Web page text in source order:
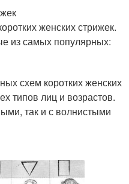
женских стрижек.
из самых популярных:
схем коротких женских
типов лиц и возрастов.
так и с волнистыми